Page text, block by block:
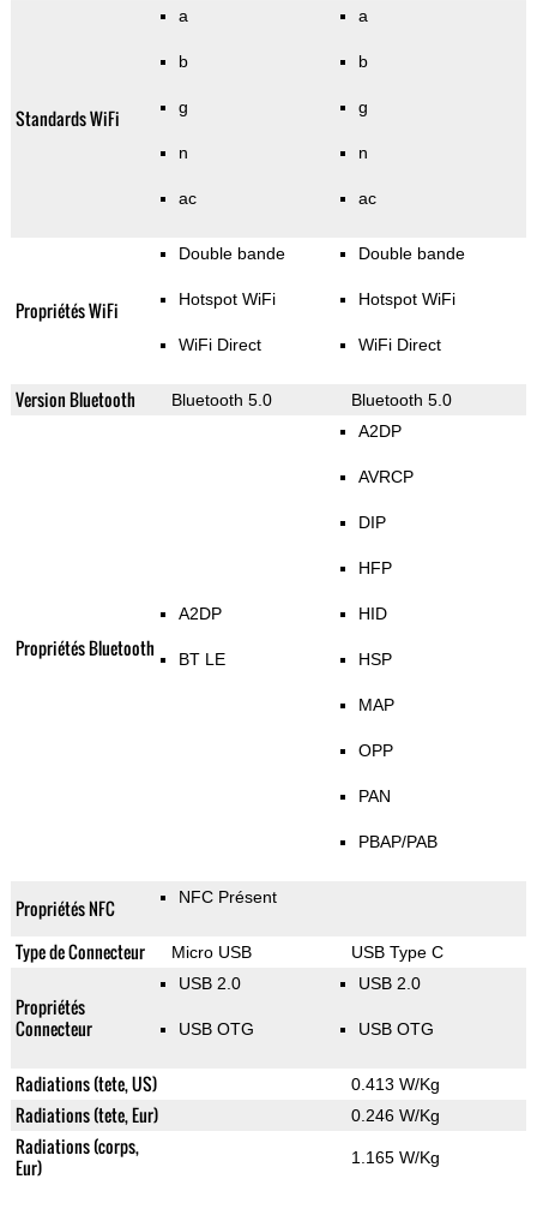
Standards WiFi
a
b
g
n
ac
a
b
g
n
ac
Propriétés WiFi
Double bande
Hotspot WiFi
WiFi Direct
Double bande
Hotspot WiFi
WiFi Direct
Version Bluetooth Bluetooth 5.0 Bluetooth 5.0
Propriétés Bluetooth
A2DP
BT LE
A2DP
AVRCP
DIP
HFP
HID
HSP
MAP
OPP
PAN
PBAP/PAB
Propriétés NFC NFC Présent
Type de Connecteur Micro USB USB Type C
Propriétés
Connecteur
USB 2.0
USB OTG
USB 2.0
USB OTG
Radiations (tete, US) 0.413 W/Kg
Radiations (tete, Eur) 0.246 W/Kg
Radiations (corps,
Eur)
1.165 W/Kg